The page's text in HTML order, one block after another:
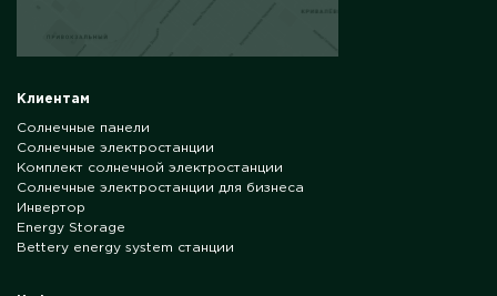
Клиентам
Солнечные панели
Солнечные электростанции
Комплект солнечной электростанции
Солнечные электростанции для бизнеса
Инвертор
Energy Storage
Bettery energy system станции